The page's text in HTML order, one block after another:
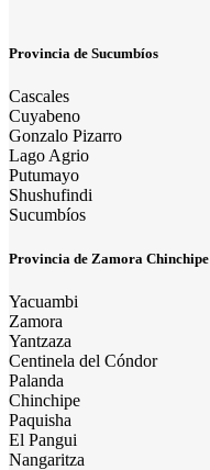
Provincia de Sucumbíos
Cascales
Cuyabeno
Gonzalo Pizarro
Lago Agrio
Putumayo
Shushufindi
Sucumbíos
Provincia de Zamora Chinchipe
Yacuambi
Zamora
Yantzaza
Centinela del Cóndor
Palanda
Chinchipe
Paquisha
El Pangui
Nangaritza